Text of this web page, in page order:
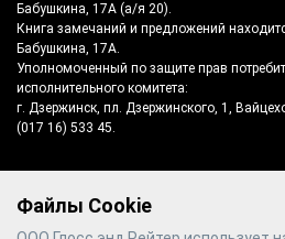
Файлы Cookie
Бабушкина, 17А (а/я 20).
Книга замечаний и предложений
Бабушкина, 17А.
Уполномоченный по защите прав
исполнительного комитета:
г. Дзержинск, пл. Дзержинского, 1,
(017 16) 533 45.
©2026
Gloss & Reiter-